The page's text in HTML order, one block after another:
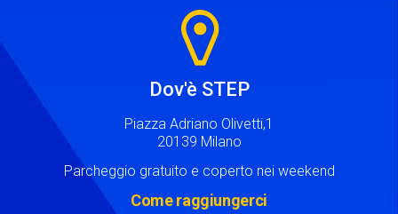
Dov'è STEP
Piazza Adriano Olivetti,1
20139 Milano
Parcheggio gratuito e coperto nei weekend
Come raggiungerci